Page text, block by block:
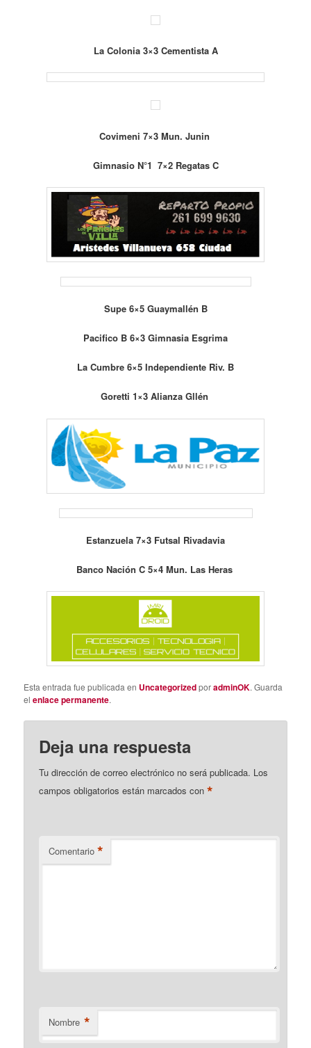
La Colonia 3×3 Cementista A
Covimeni 7×3 Mun. Junin
Gimnasio N°1 7×2 Regatas C
Supe 6×5 Guaymallén B
Pacifico B 6×3 Gimnasia Esgrima
La Cumbre 6×5 Independiente Riv. B
Goretti 1×3 Alianza Gllén
Estanzuela 7×3 Futsal Rivadavia
Banco Nación C 5×4 Mun. Las Heras
Esta entrada fue publicada en UncategorizedporadminOK. Guarda
elenlace permanente.
Deja una respuesta
Tu dirección de correo electrónico no será publicada. Los
campos obligatorios están marcados con*
Comentario *
Nombre *